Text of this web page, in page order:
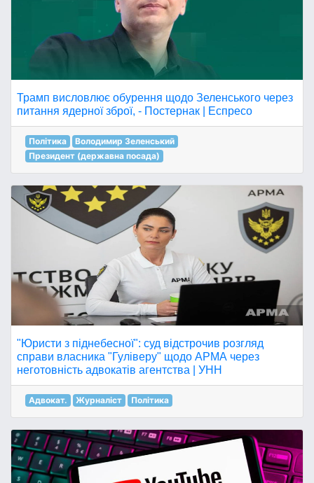
Трамп висловлює обурення щодо Зеленського через
питання ядерної зброї, - Постернак | Еспресо
Політика
Володимир Зеленський
Президент (державна посада)
"Юристи з піднебесної": суд відстрочив розгляд
справи власника "Гуліверу" щодо АРМА через
неготовність адвокатів агентства | УНН
Адвокат. Журналіст Політика